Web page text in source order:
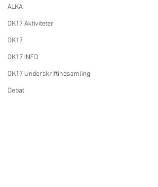
ALKA
OK17 Aktiviteter
OK17
OK17 INFO
OK17 Underskriftindsamling
Debat